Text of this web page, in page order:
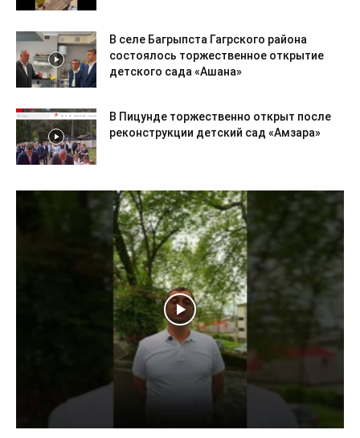
В селе Багрыпста Гагрского района
состоялось торжественное открытие
детского сада «Ашана»
В Пицунде торжественно открыт после
реконструкции детский сад «Амзара»